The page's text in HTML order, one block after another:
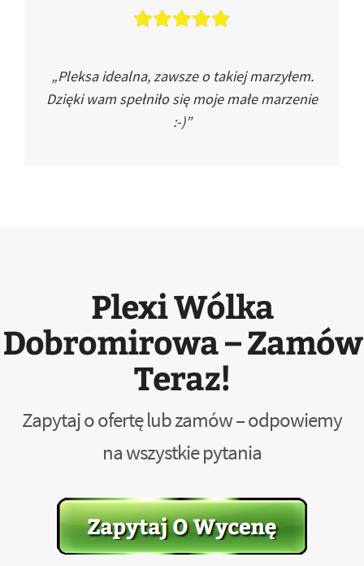
„Pleksa idealna, zawsze o takiej marzyłem.
Dzięki wam spełniło się moje małe marzenie
:-)”
Plexi Wólka
Dobromirowa – Zamów
Teraz!
Zapytaj o ofertę lub zamów – odpowiemy
na wszystkie pytania